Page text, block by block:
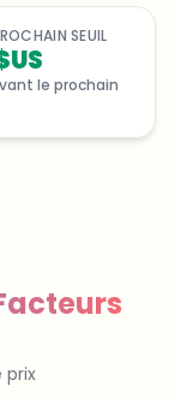
SEUIL
le prochain
prix